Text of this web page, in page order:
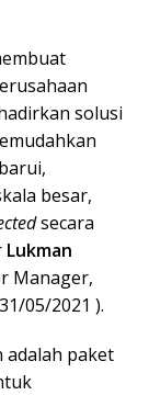
solusi
besar,
secara
Lukman
Manager,
05/2021 ).
adalah paket